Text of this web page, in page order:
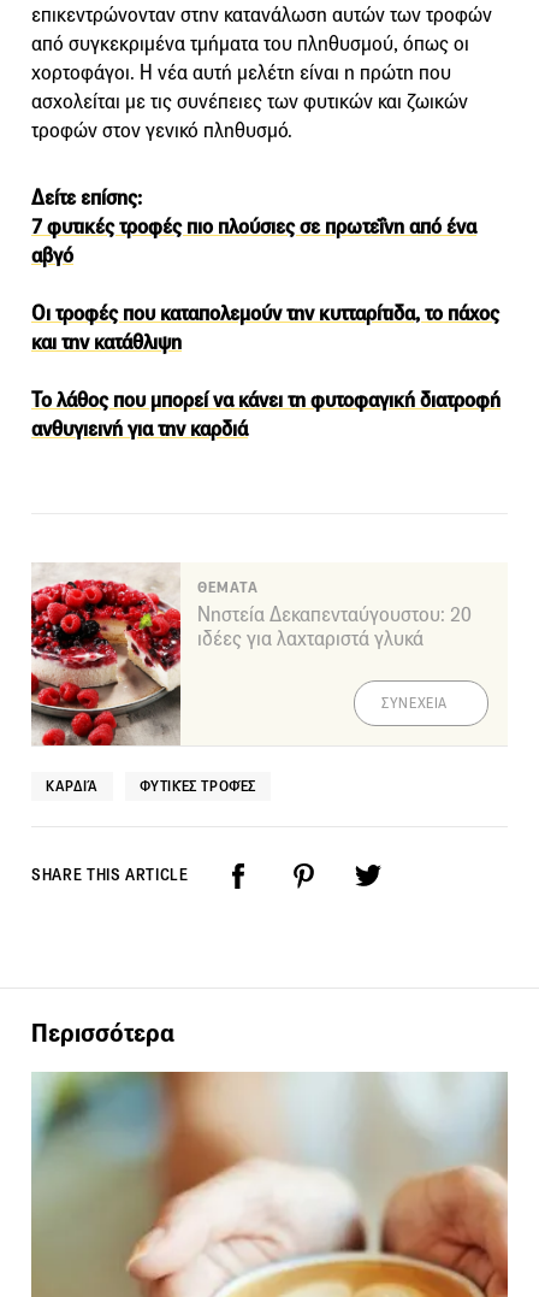
επικεντρώνονταν στην κατανάλωση αυτών των τροφών
από συγκεκριμένα τμήματα του πληθυσμού, όπως οι
χορτοφάγοι. Η νέα αυτή μελέτη είναι η πρώτη που
ασχολείται με τις συνέπειες των φυτικών και ζωικών
τροφών στον γενικό πληθυσμό.
Δείτε επίσης:
7 φυτικές τροφές πιο πλούσιες σε πρωτεΐνη από ένα
αβγό
Οι τροφές που καταπολεμούν την κυτταρίτιδα, το πάχος
και την κατάθλιψη
Το λάθος που μπορεί να κάνει τη φυτοφαγική διατροφή
ανθυγιεινή για την καρδιά
ΘΕΜΑΤΑ
Νηστεία Δεκαπενταύγουστου: 20
ιδέες για λαχταριστά γλυκά
ΣΥΝΕΧΕΙΑ
ΚΑΡΔΙΆ ΦΥΤΙΚΈΣ ΤΡΟΦΈΣ
SHARE THIS ARTICLE
Περισσότερα